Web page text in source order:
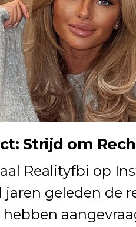
Strijd om
Realityfbi op
jaren geleden de
hebben